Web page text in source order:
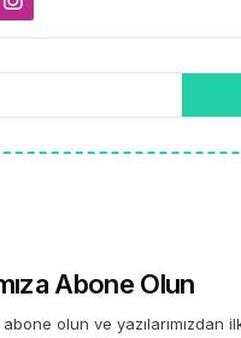
Abone Olun
abone olun ve yazılarımızdan